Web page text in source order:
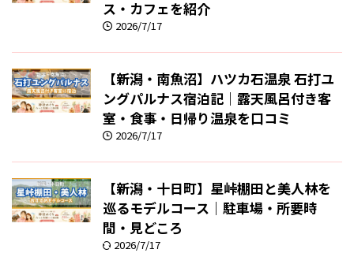
ス・カフェを紹介
2026/7/17
【新潟・南魚沼】ハツカ石温泉 石打ユ
ングパルナス宿泊記｜露天風呂付き客
室・食事・日帰り温泉を口コミ
2026/7/17
【新潟・十日町】星峠棚田と美人林を
巡るモデルコース｜駐車場・所要時
間・見どころ
2026/7/17